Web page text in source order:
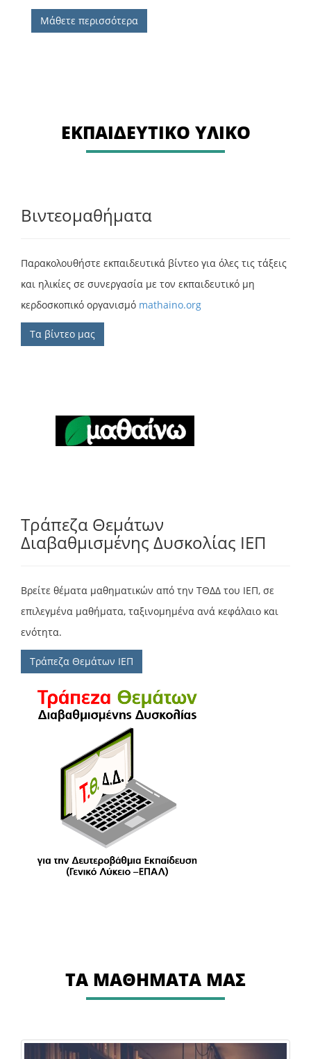
Μάθετε περισσότερα
ΕΚΠΑΙΔΕΥΤΙΚΟ ΥΛΙΚΟ
Βιντεομαθήματα
Παρακολουθήστε εκπαιδευτικά βίντεο για όλες τις τάξεις
και ηλικίες σε συνεργασία με τον εκπαιδευτικό μη
κερδοσκοπικό οργανισμό mathaino.org
Τα βίντεο μας
Τράπεζα Θεμάτων
Διαβαθμισμένης Δυσκολίας ΙΕΠ
Βρείτε θέματα μαθηματικών από την ΤΘΔΔ του ΙΕΠ, σε
επιλεγμένα μαθήματα, ταξινομημένα ανά κεφάλαιο και
ενότητα.
Τράπεζα Θεμάτων ΙΕΠ
ΤΑ ΜΑΘΗΜΑΤΑ ΜΑΣ